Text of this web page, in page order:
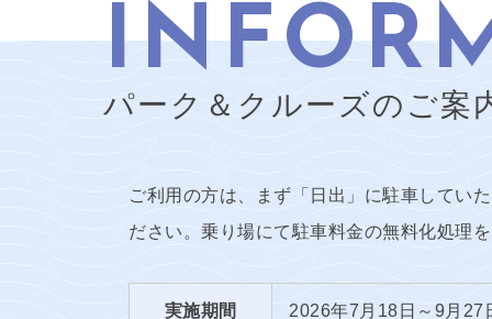
パーク＆クルーズのご案
ご利用の方は、まず「日出」に駐車してい
ださい。乗り場にて駐車料金の無料化処理
実施期間 2026年7月18日～9月27